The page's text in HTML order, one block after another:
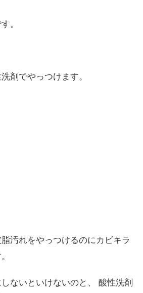
。
剤でやっつけます。
汚れをやっつけるのにカビキラ
ないといけないのと、 酸性洗剤